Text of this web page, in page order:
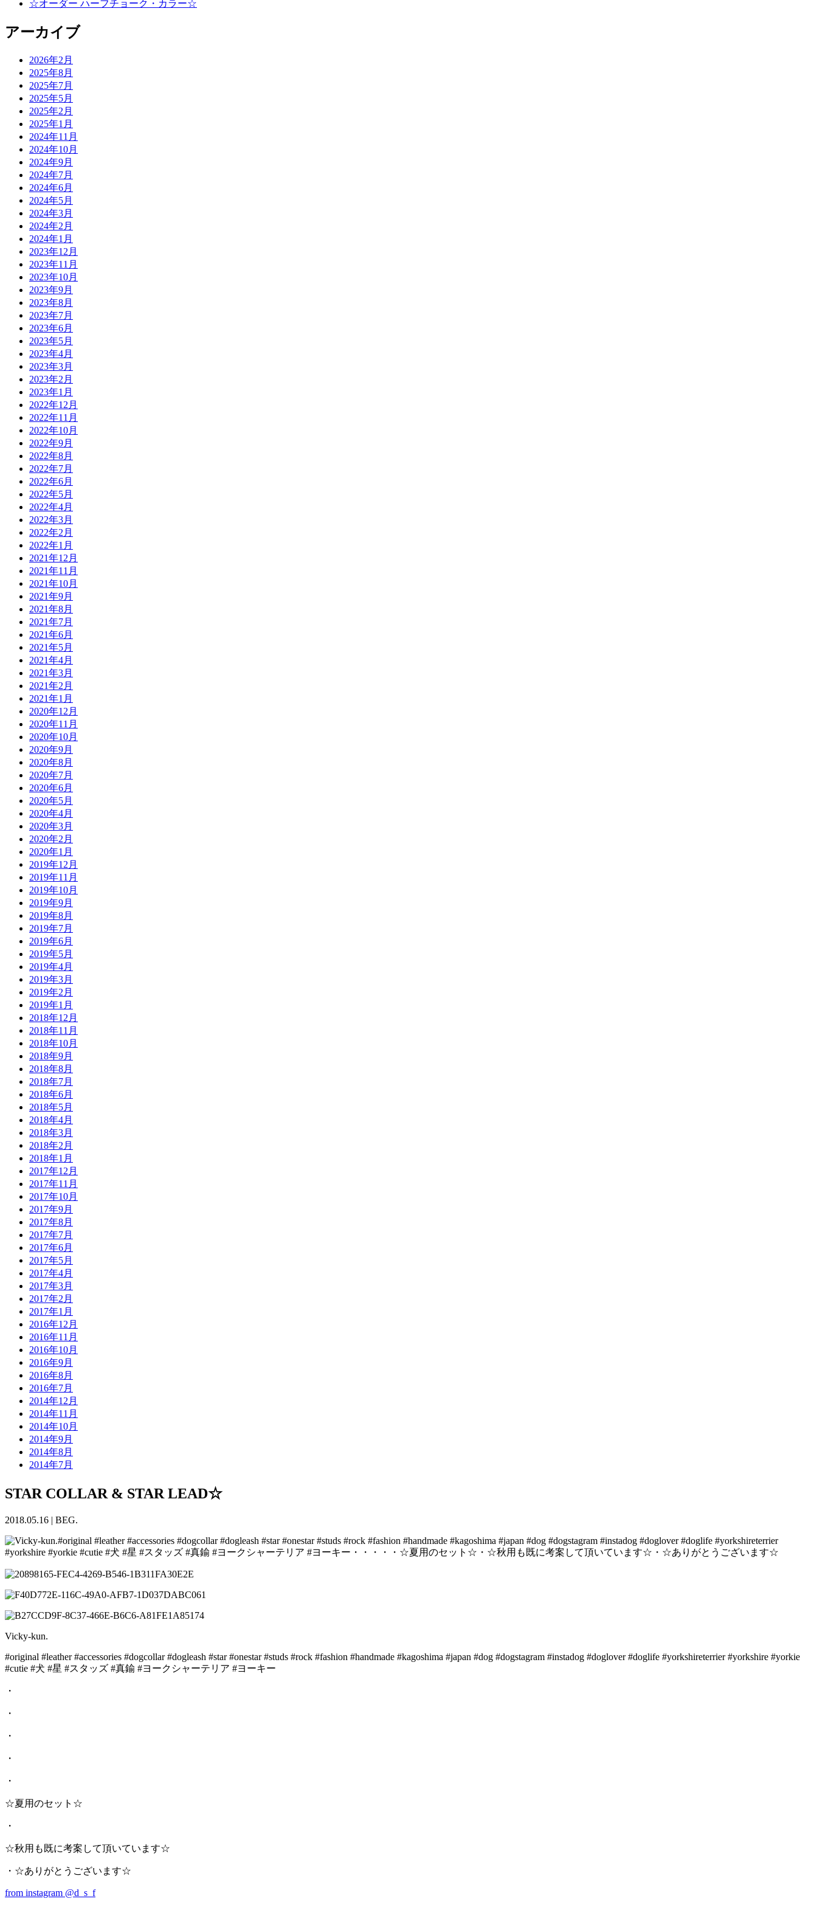
☆オーダー ハーフチョーク・カラー☆
アーカイブ
2026年2月
2025年8月
2025年7月
2025年5月
2025年2月
2025年1月
2024年11月
2024年10月
2024年9月
2024年7月
2024年6月
2024年5月
2024年3月
2024年2月
2024年1月
2023年12月
2023年11月
2023年10月
2023年9月
2023年8月
2023年7月
2023年6月
2023年5月
2023年4月
2023年3月
2023年2月
2023年1月
2022年12月
2022年11月
2022年10月
2022年9月
2022年8月
2022年7月
2022年6月
2022年5月
2022年4月
2022年3月
2022年2月
2022年1月
2021年12月
2021年11月
2021年10月
2021年9月
2021年8月
2021年7月
2021年6月
2021年5月
2021年4月
2021年3月
2021年2月
2021年1月
2020年12月
2020年11月
2020年10月
2020年9月
2020年8月
2020年7月
2020年6月
2020年5月
2020年4月
2020年3月
2020年2月
2020年1月
2019年12月
2019年11月
2019年10月
2019年9月
2019年8月
2019年7月
2019年6月
2019年5月
2019年4月
2019年3月
2019年2月
2019年1月
2018年12月
2018年11月
2018年10月
2018年9月
2018年8月
2018年7月
2018年6月
2018年5月
2018年4月
2018年3月
2018年2月
2018年1月
2017年12月
2017年11月
2017年10月
2017年9月
2017年8月
2017年7月
2017年6月
2017年5月
2017年4月
2017年3月
2017年2月
2017年1月
2016年12月
2016年11月
2016年10月
2016年9月
2016年8月
2016年7月
2014年12月
2014年11月
2014年10月
2014年9月
2014年8月
2014年7月
STAR COLLAR & STAR LEAD☆
2018.05.16 | BEG.
Vicky-kun.
#original #leather #accessories #dogcollar #dogleash #star #onestar #studs #rock #fashion #handmade #kagoshima #japan #dog #dogstagram #instadog #doglover #doglife #yorkshireterrier #yorkshire #yorkie
#cutie #犬 #星 #スタッズ #真鍮 #ヨークシャーテリア #ヨーキー
・
・
・
・
・
☆夏用のセット☆
・
☆秋用も既に考案して頂いています☆
・☆ありがとうございます☆
from instagram @d_s_f